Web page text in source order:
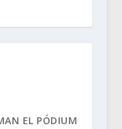
EL PÓDIUM